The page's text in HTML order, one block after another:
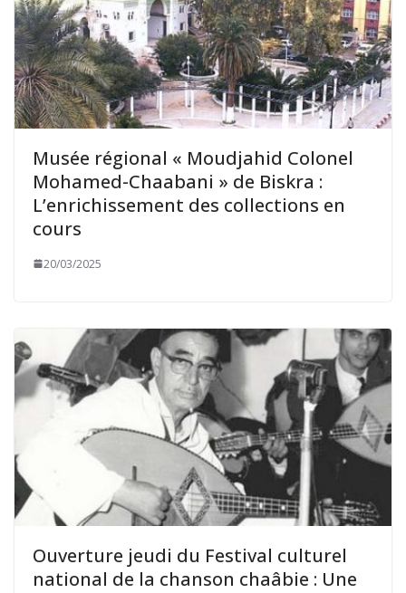
Musée régional « Moudjahid Colonel
Mohamed-Chaabani » de Biskra :
L’enrichissement des collections en
cours
20/03/2025
Ouverture jeudi du Festival culturel
national de la chanson chaâbie : Une